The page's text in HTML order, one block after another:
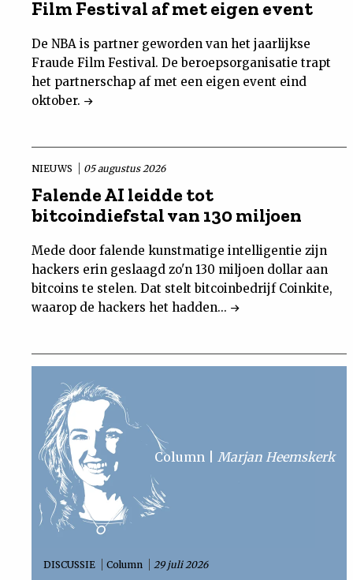
Film Festival af met eigen event
De NBA is partner geworden van het jaarlijkse
Fraude Film Festival. De beroepsorganisatie trapt
het partnerschap af met een eigen event eind
oktober.
NIEUWS 05 augustus 2026
Falende AI leidde tot
bitcoindiefstal van 130 miljoen
Mede door falende kunstmatige intelligentie zijn
hackers erin geslaagd zo'n 130 miljoen dollar aan
bitcoins te stelen. Dat stelt bitcoinbedrijf Coinkite,
waarop de hackers het hadden...
Column Marjan Heemskerk
DISCUSSIE Column 29 juli 2026